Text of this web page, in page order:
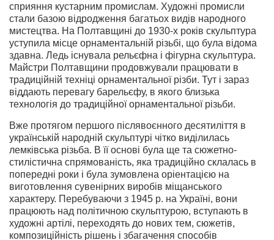
сприяння кустарним промислам. Художні промисли
стали базою відродження багатьох видів народного
мистецтва. На Полтавщині до 1930-х років скульптура
уступила місце орнаментальній різьбі, що була відома
здавна. Ледь існувала рельєфна і фігурна скульптура.
Майстри Полтавщини продовжували працювати в
традиційній техніці орнаментальної різби. Тут і зараз
віддають перевагу барельєфу, в якого близька
технологія до традиційної орнаментальної різьби.
Вже протягом першого післявоєнного десятиліття в
українській народній скульптурі чітко виділилась
лемківська різьба. В її основі була ще та сюжетно-
стилістична спрямованість, яка традиційно склалась в
попередні роки і була зумовлена оріентацією на
виготовлення сувенірних виробів міщанського
характеру. Перебуваючи з 1945 р. на Україні, вони
працюють над політичною скульптурою, вступають в
художні артілі, переходять до нових тем, сюжетів,
композиційність рішень і збагачення способів